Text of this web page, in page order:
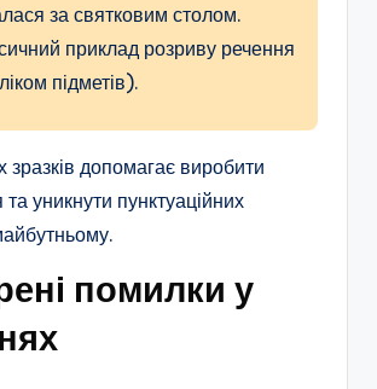
за святковим столом.
приклад розриву речення
підметів).
зразків допомагає виробити
уникнути пунктуаційних
помилки у